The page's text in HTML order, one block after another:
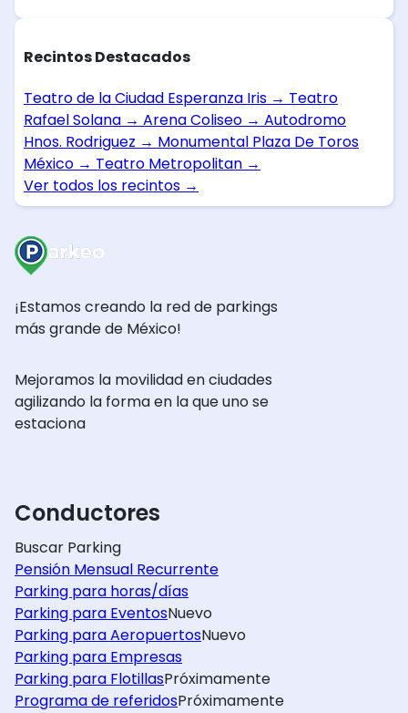
Recintos Destacados
Teatro de la Ciudad Esperanza Iris → Teatro
Rafael Solana → Arena Coliseo → Autodromo
Hnos. Rodriguez → Monumental Plaza De Toros
México → Teatro Metropolitan →
Ver todos los recintos →
¡Estamos creando la red de parkings
más grande de México!
Mejoramos la movilidad en ciudades
agilizando la forma en la que uno se
estaciona
Conductores
Buscar Parking
Pensión Mensual Recurrente
Parking para horas/días
Parking para EventosNuevo
Parking para AeropuertosNuevo
Parking para Empresas
Parking para FlotillasPróximamente
Programa de referidosPróximamente